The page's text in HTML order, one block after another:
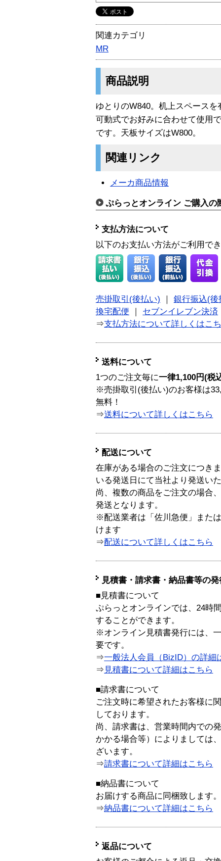
関連カテゴリ
MR
商品説明
ゆとりのW840。机上スペース
可動式でお好みに合わせて使用
です。天板サイズはW800。
関連リンク
メーカ商品情報
ぷらっとオンライン ご購入の
支払方法について
以下のお支払い方法がご利用で
売掛取引(後払い)
銀行振込(後
換宅配便
セブンイレブン決済
⇒支払方法について詳しくはこ
送料について
1つのご注文毎に一律1,100円(税
※売掛取引(後払い)のお客様は
無料！
⇒送料について詳しくはこちら
配送について
在庫がある場合のご注文につき
いる発送日にて当社より発送い
尚、複数の商品をご注文の場合
発送となります。
※配送業者は「佐川急便」また
けます
⇒配送について詳しくはこちら
見積書・請求書・納品書等の
■見積書について
ぷらっとオンラインでは、24時
することができます。
※オンライン見積書発行には、
要です。
⇒一般法人会員（BizID）の詳細
⇒ 見積書について詳細はこちら
■請求書について
ご注文時に希望されたお客様に
しております。
尚、請求書は、営業時間内での
かかる場合等）によりましては
ざいます。
⇒請求書について詳細はこちら
■納品書について
お届けする商品に同梱致します。
⇒納品書について詳細はこちら
返品について